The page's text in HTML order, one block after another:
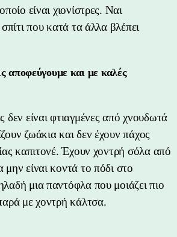
είναι χιονίστρες. Ναι
που κατά τα άλλα βλέπει
αποφεύγουμε και με καλές
δεν είναι φτιαγμένες από χνουδωτά
ζωάκια και δεν έχουν πάχος
καπιτονέ. Έχουν χοντρή σόλα από
είναι κοντά το πόδι στο
μια παντόφλα που μοιάζει πιο
με χοντρή κάλτσα.